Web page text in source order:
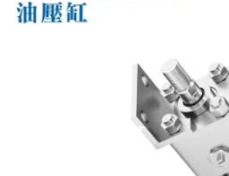
HC12 油壓缸